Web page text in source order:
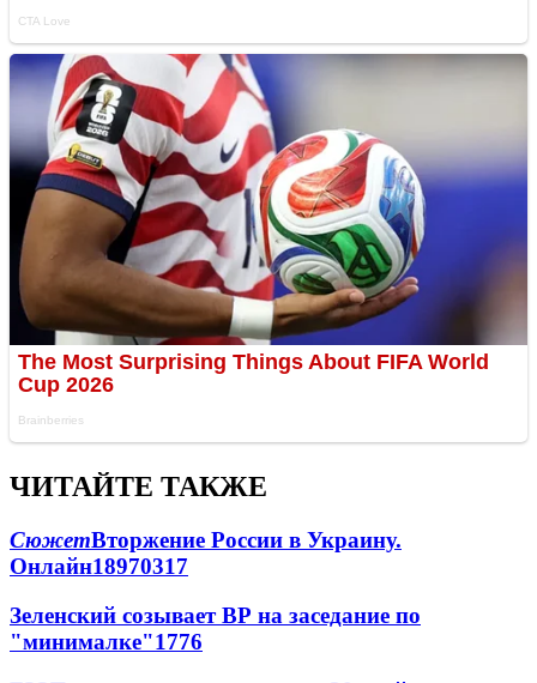
ЧИТАЙТЕ ТАКЖЕ
СюжетВторжение России в Украину.
Онлайн18970317
Зеленский созывает ВР на заседание по
"минималке"1776